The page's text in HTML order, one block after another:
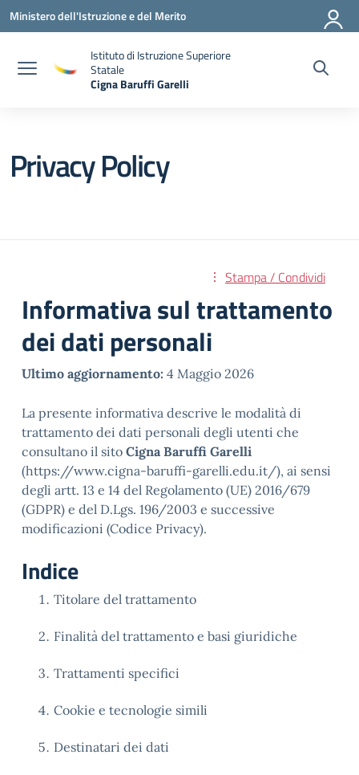
Vai ai contenuti
Vai al menu di navigazione
Vai al footer
Ministero dell'Istruzione e del Merito
Istituto di Istruzione Superiore
Statale
Cigna Baruffi Garelli
Privacy Policy
Stampa / Condividi
Informativa sul trattamento
dei dati personali
Ultimo aggiornamento: 4 Maggio 2026
La presente informativa descrive le modalità di
trattamento dei dati personali degli utenti che
consultano il sito Cigna Baruffi Garelli
(https://www.cigna-baruffi-garelli.edu.it/), ai sensi
degli artt. 13 e 14 del Regolamento (UE) 2016/679
(GDPR) e del D.Lgs. 196/2003 e successive
modificazioni (Codice Privacy).
Indice
Titolare del trattamento
Finalità del trattamento e basi giuridiche
Trattamenti specifici
Cookie e tecnologie simili
Destinatari dei dati